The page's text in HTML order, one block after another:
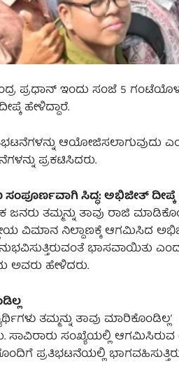
ಪ್ರಧಾನ್ ಇಂದು ಸಂಜೆ 5
ಹೇಳಿದ್ದಾರೆ.
ಆಯೋಜಿಸಲಾಗುವುದು
ಪ್ರಕಟಿಸಿದರು.
ಸಂಪೂರ್ಣವಾಗಿ ಸಿದ್ಧ: ಅಭಿಜೀತ್ ದೀಪ್ಕೆ
ತಮ್ಮನ್ನು ತಾವು ರಾಜಿ
ವಿಮಾನ ನಿಲ್ದಾಣಕ್ಕೆ ಆಗಮಿಸಿದ
ಭಾಸವಾಯಿತು
ಅವರು ಹೇಳಿದರು.
ತಮ್ಮನ್ನು ತಾವು
ಸಾವಿರಾರು ಸಂಖ್ಯೆಯಲ್ಲಿ
ಪ್ರತಿಭಟನೆಯಲ್ಲಿ